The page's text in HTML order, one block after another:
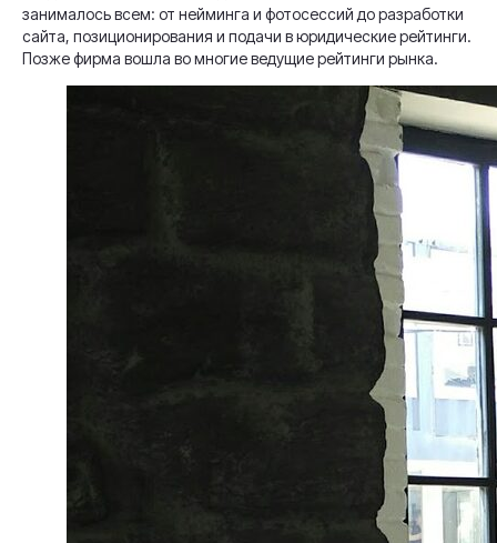
занималось всем: от нейминга и фотосессий до разработки
сайта, позиционирования и подачи в юридические рейтинги.
Позже фирма вошла во многие ведущие рейтинги рынка.